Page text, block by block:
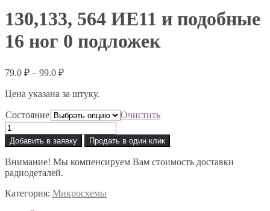
130,133, 564 ИЕ11 и подобные
16 ног 0 подложек
79.0 ₽ – 99.0 ₽Диапазон
79.0 ₽
99.0 ₽
Цена указана за штуку.
Состояние
Очистить
Количество
товара
130,133,
564
ИЕ11
и
подобные
Добавить в заявку Продать в один клик
Внимание! Мы компенсируем Вам стоимость доставки
радиодеталей.
Категория: Микросхемы